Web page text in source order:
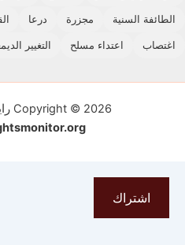
السنية مجزرة درعا القامشلي
اعتداء مسلح التغيير الديمغرافي
Copyright © 2026 رايتس مونيتور سوريا